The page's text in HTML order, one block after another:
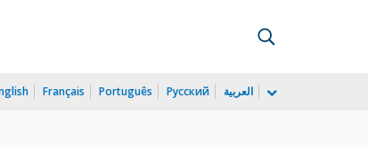
Français Português Русский العربية